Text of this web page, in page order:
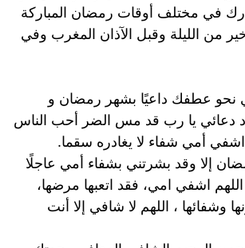
في مختلف أوقات رمضان المباركة
من الليلة وقبل الآذان المغرب وفي
عطفك داعيًا بشهر رمضان و
دعائي يا رب قد مس الضر أحب الناس
اشفي أمي شفاء لا يغادره سقما.
إلا وقد بشرتني بشفاء أمي عاجلًا
اشفي امي، فقد اتعبها مرضها،
وشفائها ، اللهم لا شافي إلا أنت